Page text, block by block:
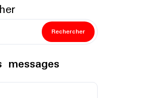
Rechercher
messages